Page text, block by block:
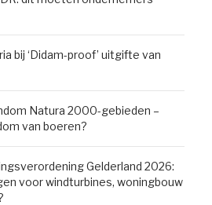
bij ‘Didam-proof’ uitgifte van
Natura 2000-gebieden –
van boeren?
Gelderland 2026:
voor windturbines, woningbouw